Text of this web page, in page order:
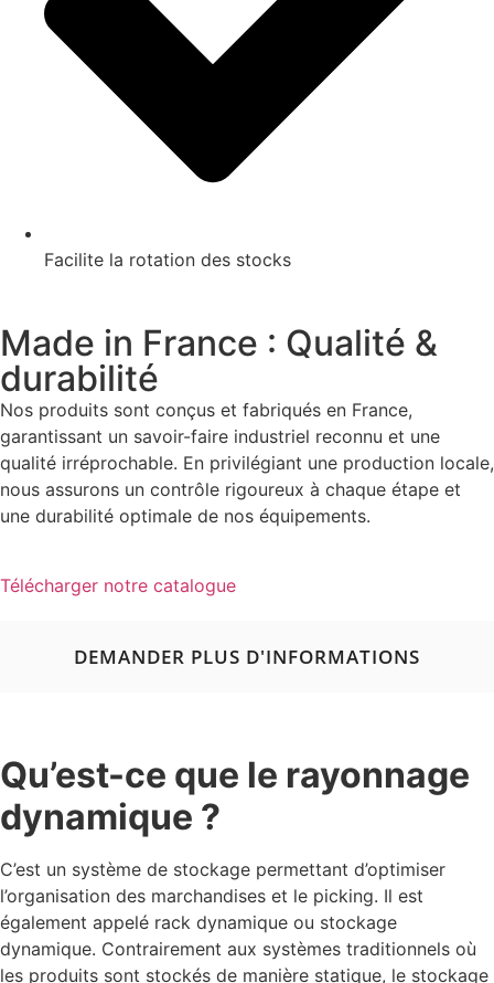
Facilite la rotation des stocks
Made in France : Qualité &
durabilité
Nos produits sont conçus et fabriqués en France,
garantissant un savoir-faire industriel reconnu et une
qualité irréprochable. En privilégiant une production locale,
nous assurons un contrôle rigoureux à chaque étape et
une durabilité optimale de nos équipements.
Télécharger notre catalogue
DEMANDER PLUS D'INFORMATIONS
Qu’est-ce que le rayonnage
dynamique ?
C’est un système de stockage permettant d’optimiser
l’organisation des marchandises et le picking. Il est
également appelé rack dynamique ou stockage
dynamique. Contrairement aux systèmes traditionnels où
les produits sont stockés de manière statique, le stockage